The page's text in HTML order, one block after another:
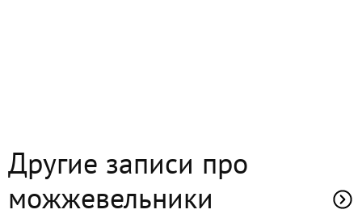
Другие записи про
можжевельники